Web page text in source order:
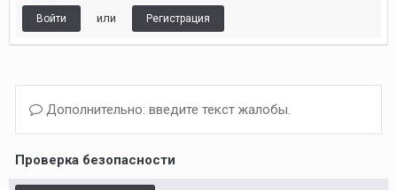
Войти или Регистрация
Дополнительно: введите текст жалобы.
Проверка безопасности